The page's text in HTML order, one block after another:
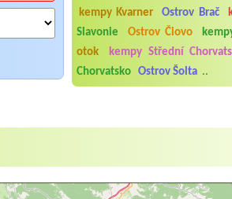
kempy Kvarner
Ostrov Brač
Slavonie
Ostrov Čiovo
otok
kempy Střední
Chorvatsko
Ostrov Šolta ..